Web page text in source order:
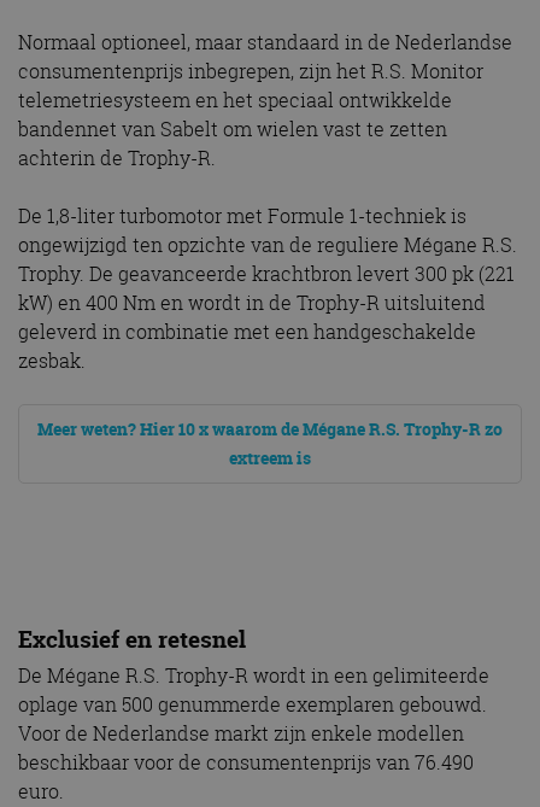
Normaal optioneel, maar standaard in de Nederlandse
consumentenprijs inbegrepen, zijn het R.S. Monitor
telemetriesysteem en het speciaal ontwikkelde
bandennet van Sabelt om wielen vast te zetten
achterin de Trophy-R.
De 1,8-liter turbomotor met Formule 1-techniek is
ongewijzigd ten opzichte van de reguliere Mégane R.S.
Trophy. De geavanceerde krachtbron levert 300 pk (221
kW) en 400 Nm en wordt in de Trophy-R uitsluitend
geleverd in combinatie met een handgeschakelde
zesbak.
Meer weten? Hier 10 x waarom de Mégane R.S. Trophy-R zo
extreem is
Exclusief en retesnel
De Mégane R.S. Trophy-R wordt in een gelimiteerde
oplage van 500 genummerde exemplaren gebouwd.
Voor de Nederlandse markt zijn enkele modellen
beschikbaar voor de consumentenprijs van 76.490
euro.